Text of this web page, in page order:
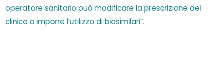
operatore sanitario può modificare la prescrizione del
clinico o imporre l’utilizzo di biosimilari”.